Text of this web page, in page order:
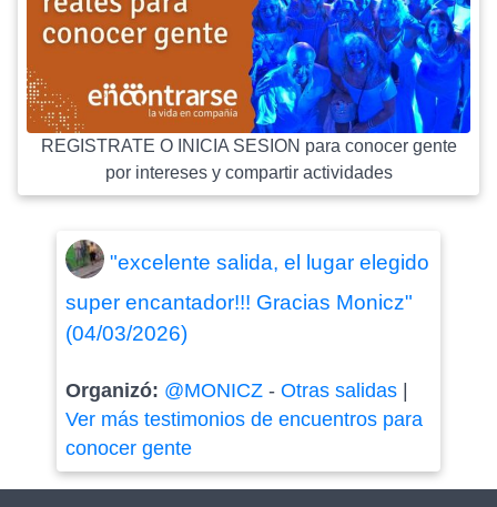
REGISTRATE O INICIA SESION para conocer gente
por intereses y compartir actividades
"excelente salida, el lugar elegido
super encantador!!! Gracias Monicz"
(04/03/2026)
Organizó: @MONICZ- Otras salidas|
Ver más testimonios de encuentros para
conocer gente